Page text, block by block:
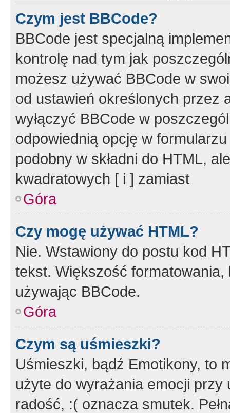
Czym jest BBCode?
BBCode jest specjalną
kontrolę nad tym jak
możesz używać BBCode w
od ustawień określonych przez
wyłączyć BBCode w
odpowiednią opcję w
podobny w składni do HTML,
kwadratowych [ i ] zamiast
Góra
Czy mogę używać HTML?
Nie. Wstawiony do postu kod
tekst. Większość
używając BBCode.
Góra
Czym są uśmieszki?
Uśmieszki, bądź Emotikony, to
użyte do wyrażania emocji
radość, :( oznacza smutek.